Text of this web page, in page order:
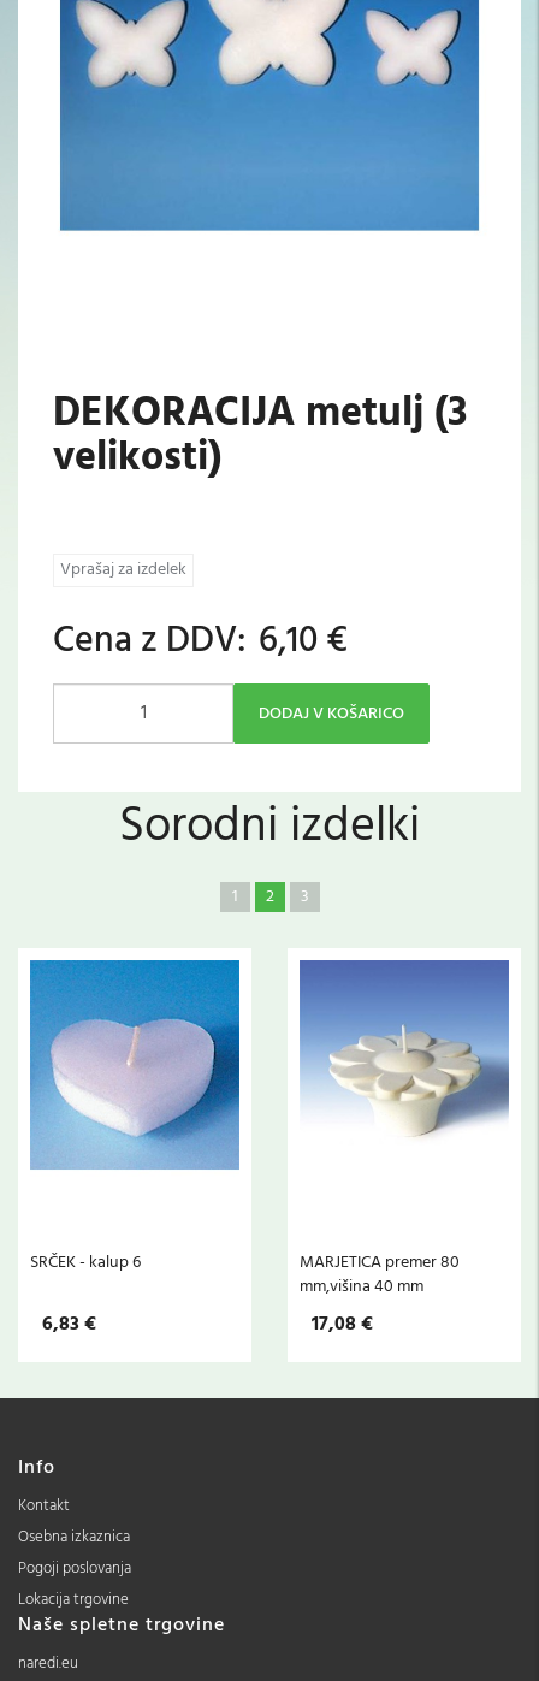
DEKORACIJA metulj (3
velikosti)
Vprašaj za izdelek
Cena z DDV: 6,10 €
DODAJ V KOŠARICO
Sorodni izdelki
1 2 3
SRČEK - kalup 6
6,83 €
MARJETICA premer 80
mm,višina 40 mm
17,08 €
Info
Kontakt
Osebna izkaznica
Pogoji poslovanja
Lokacija trgovine
Naše spletne trgovine
naredi.eu